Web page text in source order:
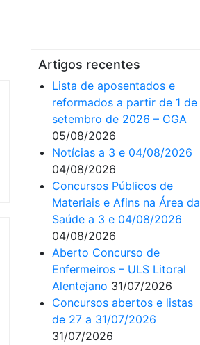
Artigos recentes
Lista de aposentados e
reformados a partir de 1 de
setembro de 2026 – CGA
05/08/2026
Notícias a 3 e 04/08/2026
04/08/2026
Concursos Públicos de
Materiais e Afins na Área da
Saúde a 3 e 04/08/2026
04/08/2026
Aberto Concurso de
Enfermeiros – ULS Litoral
Alentejano 31/07/2026
Concursos abertos e listas
de 27 a 31/07/2026
31/07/2026